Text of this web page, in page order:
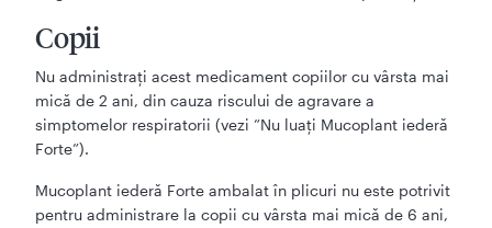
Copii
Nu administrați acest medicament copiilor cu vârsta mai
mică de 2 ani, din cauza riscului de agravare a
simptomelor respiratorii (vezi ”Nu luaţi Mucoplant iederă
Forte”).
Mucoplant iederă Forte ambalat în plicuri nu este potrivit
pentru administrare la copii cu vârsta mai mică de 6 ani,